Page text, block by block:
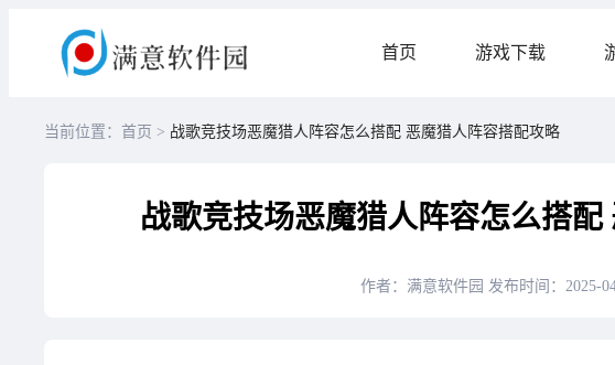
首页 游戏下载
当前位置：首页 > 战歌竞技场恶魔猎人阵容怎么搭配 恶魔猎人阵容搭配攻略
战歌竞技场恶魔猎人阵容怎么搭
作者：满意软件园 发布时间：2025-